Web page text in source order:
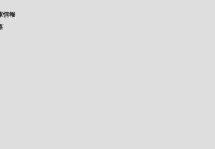
情報